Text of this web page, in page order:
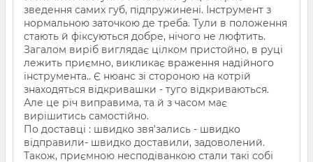
зведення самих губ, підпружинені. Інструмент з
нормальною заточкою де треба. Тули в положення
стають й фіксуються добре, нічого не люфтить.
Загалом виріб виглядає цілком пристойно, в руці
лежить приємно, викликає враження надійного
інструмента.. Є нюанс зі стороною на котрій
знаходяться відкривашки - туго відкриваються.
Але це річ виправима, та й з часом має
вирішитись самостійно.
По доставці : швидко звя'зались - швидко
відправили- швидко доставили, задоволений.
Також, приємною несподіванкою стали такі собі